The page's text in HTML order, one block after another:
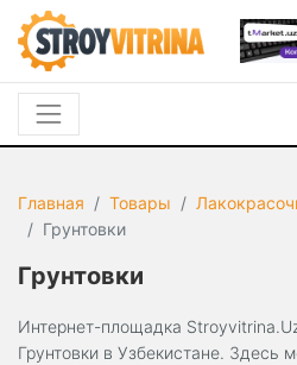
Главная Товары
Грунтовки
Грунтовки
Интернет-площадка
Грунтовки в Узбекистане. Здесь